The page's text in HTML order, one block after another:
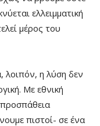
ελλειμματική
μέρος του
λοιπόν, η λύση δεν
Με εθνική
πιστοί- σε ένα